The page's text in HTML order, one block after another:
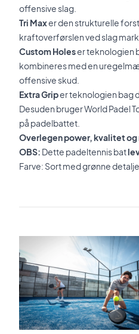
offensive slag.
Tri Maxer den strukturelle
kraftoverførslen ved slag
Custom Holeser teknologien
kombineres med en
offensive skud.
Extra Griper teknologien bag
Desuden bruger World Padel
på padelbattet.
Overlegen power, kvalitet
OBS: Dette padeltennis bat
Farve: Sort med grønne